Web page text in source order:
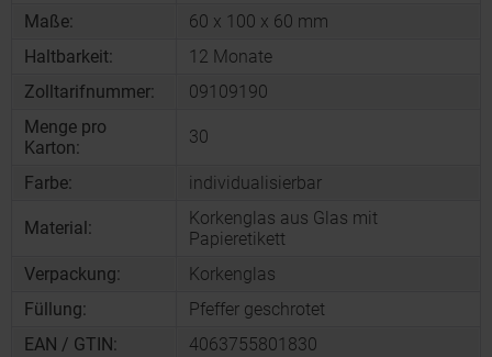
Maße:
60 x 100 x 60 mm
Haltbarkeit:
12 Monate
Zolltarifnummer:
09109190
Menge pro
Karton:
30
Farbe: individualisierbar
Material:
Korkenglas aus Glas mit
Papieretikett
Verpackung:
Korkenglas
Füllung:
Pfeffer geschrotet
EAN / GTIN:
4063755801830